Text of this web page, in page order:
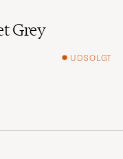
Grey
UDSOLGT